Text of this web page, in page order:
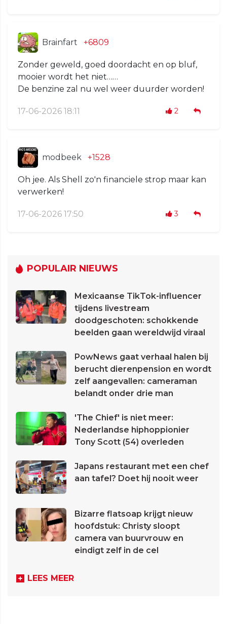
Brainfart +6809
Zonder geweld, goed doordacht en op bluf,
mooier wordt het niet……
De benzine zal nu wel weer duurder worden!
17-06-2026 18:11 2
modbeek +1528
Oh jee. Als Shell zo'n financiele strop maar kan
verwerken!
17-06-2026 17:50 3
POPULAIR NIEUWS
Mexicaanse TikTok-influencer
tijdens livestream
doodgeschoten: schokkende
beelden gaan wereldwijd viraal
PowNews gaat verhaal halen bij
berucht dierenpension en wordt
zelf aangevallen: cameraman
belandt onder drie man
'The Chief' is niet meer:
Nederlandse hiphoppionier
Tony Scott (54) overleden
Japans restaurant met een chef
aan tafel? Doet hij nooit weer
Bizarre flatsoap krijgt nieuw
hoofdstuk: Christy sloopt
camera van buurvrouw en
eindigt zelf in de cel
LEES MEER